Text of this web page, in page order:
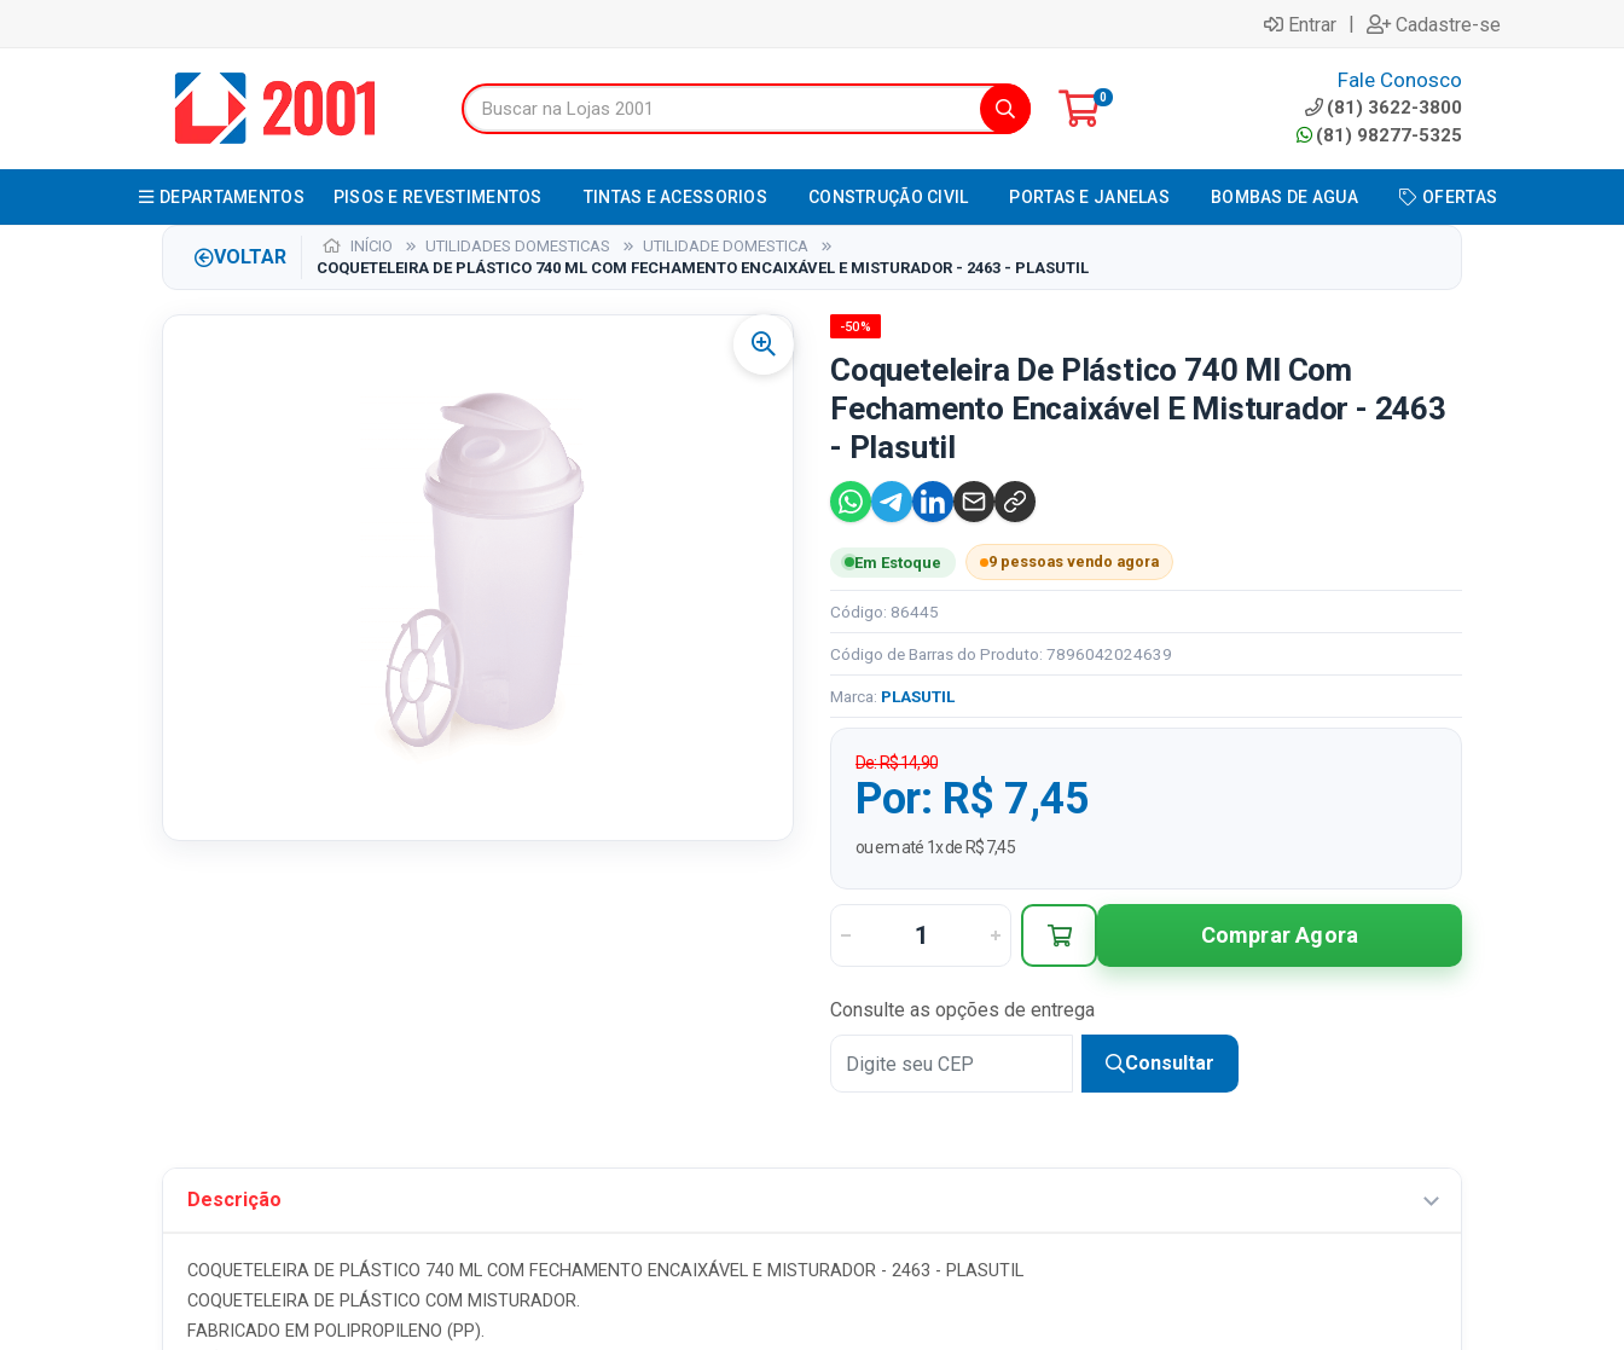
Entrar | Cadastre-se
0
Fale Conosco
(81) 3622-3800
(81) 98277-5325
DEPARTAMENTOS PISOS E REVESTIMENTOS TINTAS E ACESSORIOS CONSTRUÇÃO CIVIL PORTAS E JANELAS BOMBAS DE AGUA OFERTAS
VOLTAR INÍCIO UTILIDADES DOMESTICAS
UTILIDADE DOMESTICA
COQUETELEIRA DE PLÁSTICO 740 ML COM FECHAMENTO ENCAIXÁVEL E MISTURADOR - 2463 - PLASUTIL
-50%
Coqueteleira De Plástico 740 Ml Com
Fechamento Encaixável E Misturador - 2463
- Plasutil
Em Estoque 9 pessoas vendo agora
Código: 86445
Código de Barras do Produto: 7896042024639
Marca: PLASUTIL
De: R$ 14,90
Por: R$ 7,45
ou em até 1x de R$ 7,45
Comprar Agora
Consulte as opções de entrega
Consultar
Descrição
COQUETELEIRA DE PLÁSTICO 740 ML COM FECHAMENTO ENCAIXÁVEL E MISTURADOR - 2463 - PLASUTIL
COQUETELEIRA DE PLÁSTICO COM MISTURADOR.
FABRICADO EM POLIPROPILENO (PP).